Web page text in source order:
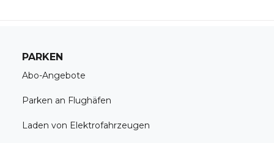
PARKEN
Abo-Angebote
Parken an Flughäfen
Laden von Elektrofahrzeugen